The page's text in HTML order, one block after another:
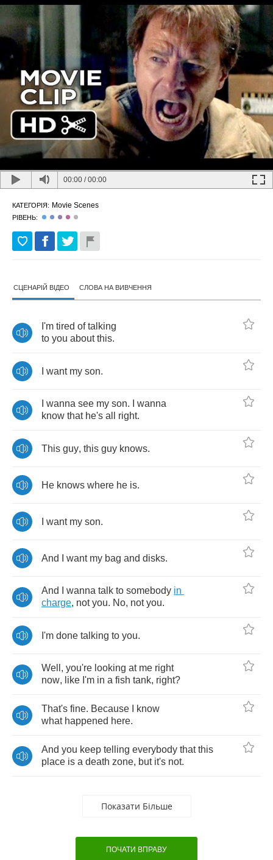
00:00 /00:00
КАТЕГОРІЯ: Movie Scenes
РІВЕНЬ:
СЦЕНАРІЙ ВІДЕО СЛОВА НА ВИВЧЕННЯ
I'm tired of talking
to you about this.
want my son.
wanna see my son.
wanna
know that he's all right.
This guy, this guy knows.
He knows where he is.
want my son.
And want my bag and disks.
And wanna talk to somebody in
charge, not you. No, not you.
I'm done talking to you.
Well , you're looking at me right
now, like I'm in a fish tank, right?
That's fine. Because
know
what happened here.
And you keep telling everybody that this
place is a death zone, but it's not.
Показати Більше
ПОЧАТИ ВПРАВУ